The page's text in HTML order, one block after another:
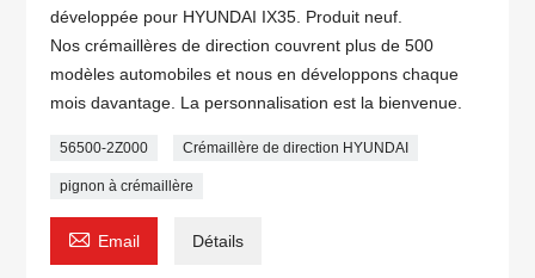
développée pour HYUNDAI IX35. Produit neuf.
Nos crémaillères de direction couvrent plus de 500
modèles automobiles et nous en développons chaque
mois davantage. La personnalisation est la bienvenue.
56500-2Z000 Crémaillère de direction HYUNDAI
pignon à crémaillère
 Email Détails